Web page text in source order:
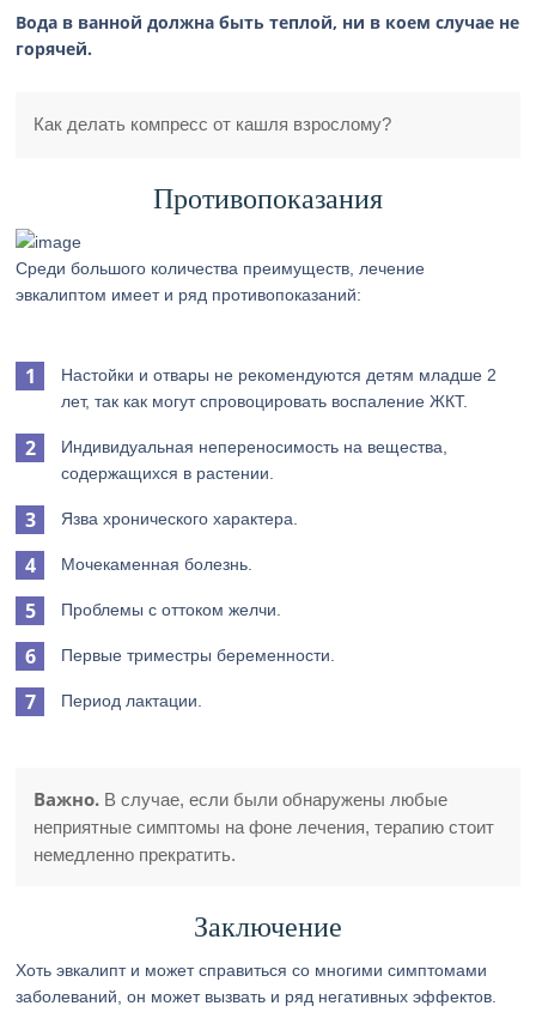
Вода в ванной должна быть теплой, ни в коем случае не
горячей.
Как делать компресс от кашля взрослому?
Противопоказания
Среди большого количества преимуществ, лечение
эвкалиптом имеет и ряд противопоказаний:
Настойки и отвары не рекомендуются детям младше 2
лет, так как могут спровоцировать воспаление ЖКТ.
Индивидуальная непереносимость на вещества,
содержащихся в растении.
Язва хронического характера.
Мочекаменная болезнь.
Проблемы с оттоком желчи.
Первые триместры беременности.
Период лактации.
Важно. В случае, если были обнаружены любые
неприятные симптомы на фоне лечения, терапию стоит
немедленно прекратить.
Заключение
Хоть эвкалипт и может справиться со многими симптомами
заболеваний, он может вызвать и ряд негативных эффектов.